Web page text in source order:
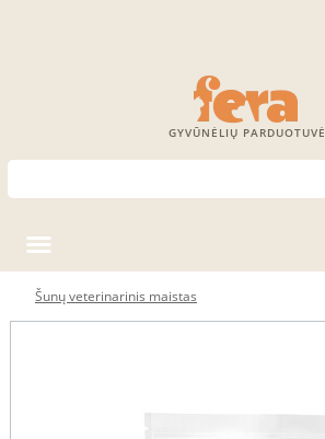
GYVŪNĖLIŲ PARDUOTUVĖ
Šunų veterinarinis maistas